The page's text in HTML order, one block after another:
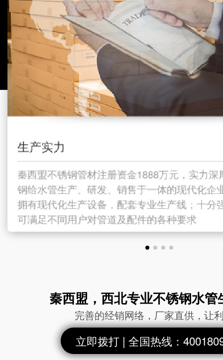
04
现货下单后24小时内发
生产实力
秦西盟不锈钢管材注册资金1888万元，实力
钢给水管生产、研发、销售于一体的现代化企
拥有现代化生产设备，配套专业生产线；十分
可满足不同用户对管道及配件的各种要求
02
品种多样，规格齐全，包括各种异型管不锈
仓库，充足的产品库存满足您的各种需求；
格的库存，随时下单随时提货； 厂家直供，
03
严格执行ISO9001:2008质量管理体系，按
产； 熟练掌握多种制管工艺，所有产品纯度
保质保量； 秦西盟部分产品已通过
ISO9001、
04
现货下单后24小时内发
01
秦西盟不锈钢管材注册资金1888万元，实力
钢给水管生产、研发、销售于一体的现代化
拥有现代化生产设备，配套专业生产线；十
可满足不同用户对管
秦西盟，西北专业不锈钢水管
完善的经销网络，厂家直供，让
立即拨打 | 全国热线：